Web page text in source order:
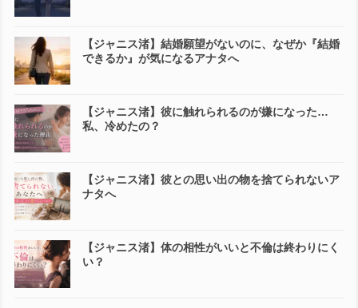
【ジャニス渚】結婚願望がないのに、なぜか『結婚
できるか』が気になるアナタへ
【ジャニス渚】彼に触れられるのが嫌になった…
私、冷めたの？
【ジャニス渚】彼との思い出の物を捨てられないア
ナタへ
【ジャニス渚】体の相性がいいと不倫は終わりにく
い？